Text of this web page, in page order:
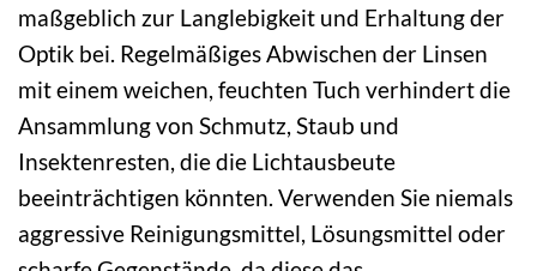
maßgeblich zur Langlebigkeit und Erhaltung der
Optik bei. Regelmäßiges Abwischen der Linsen
mit einem weichen, feuchten Tuch verhindert die
Ansammlung von Schmutz, Staub und
Insektenresten, die die Lichtausbeute
beeinträchtigen könnten. Verwenden Sie niemals
aggressive Reinigungsmittel, Lösungsmittel oder